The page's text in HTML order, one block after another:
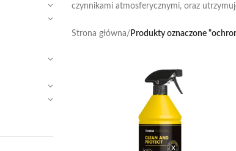
czynnikami atmosferycznymi, oraz
Strona główna/ Produkty oznaczone